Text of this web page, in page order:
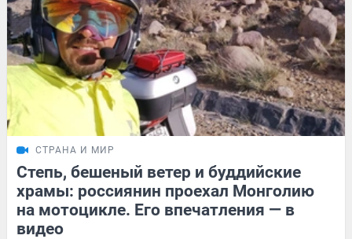
СТРАНА И МИР
Степь, бешеный ветер и буддийские
храмы: россиянин проехал Монголию
на мотоцикле. Его впечатления — в
видео